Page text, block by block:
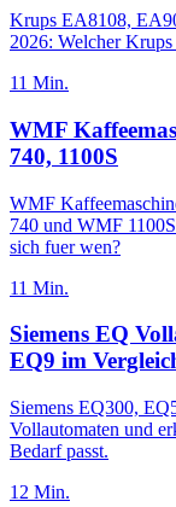
Krups EA8108,
2026: Welcher
11 Min.
WMF
740, 1100S
WMF
740 und WMF
sich fuer wen?
11 Min.
Siemens EQ
EQ9 im
Siemens EQ300,
Vollautomaten und
Bedarf passt.
12 Min.